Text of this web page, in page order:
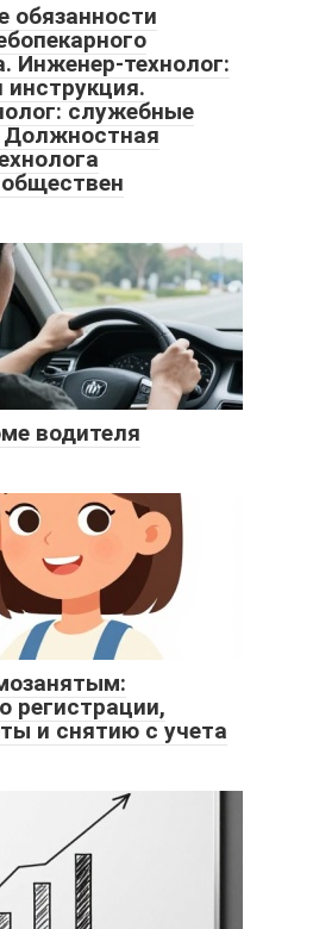
Инженер-технолог:
служебные
Должностная
водителя
регистрации,
и снятию с учета